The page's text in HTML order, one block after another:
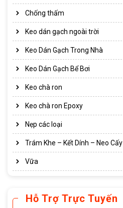
Chống thấm
Keo dán gạch ngoài trời
Keo Dán Gạch Trong Nhà
Keo Dán Gạch Bể Bơi
Keo chà ron
Keo chà ron Epoxy
Nẹp các loại
Trám Khe – Kết Dính – Neo Cấy
Vữa
Hỗ Trợ Trực Tuyến